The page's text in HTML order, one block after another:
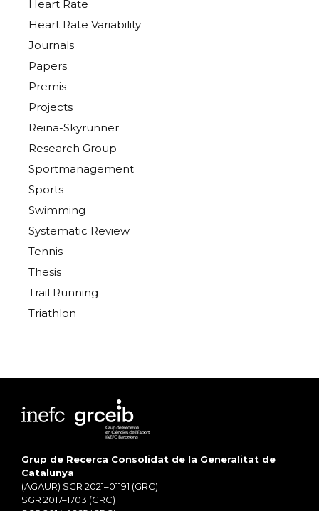
Heart Rate
Heart Rate Variability
Journals
Papers
Premis
Projects
Reina-Skyrunner
Research Group
Sportmanagement
Sports
Swimming
Systematic Review
Tennis
Thesis
Trail Running
Triathlon
Grup de Recerca Consolidat de la Generalitat de
Catalunya
(AGAUR) SGR 2021–01191 (GRC)
SGR 2017–1703 (GRC)